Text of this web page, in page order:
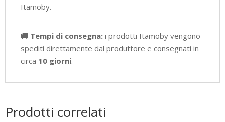
Itamoby.
🚚 Tempi di consegna: i prodotti Itamoby vengono
spediti direttamente dal produttore e consegnati in
circa 10 giorni.
Prodotti correlati